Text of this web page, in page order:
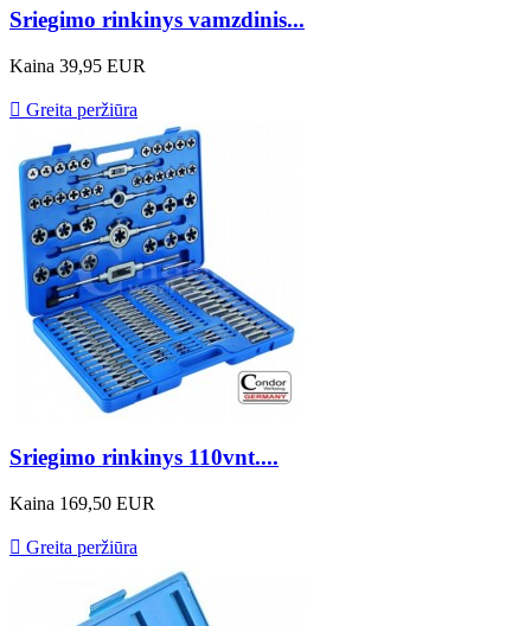
Sriegimo rinkinys vamzdinis...
Kaina 39,95 EUR
 Greita peržiūra
Sriegimo rinkinys 110vnt....
Kaina 169,50 EUR
 Greita peržiūra